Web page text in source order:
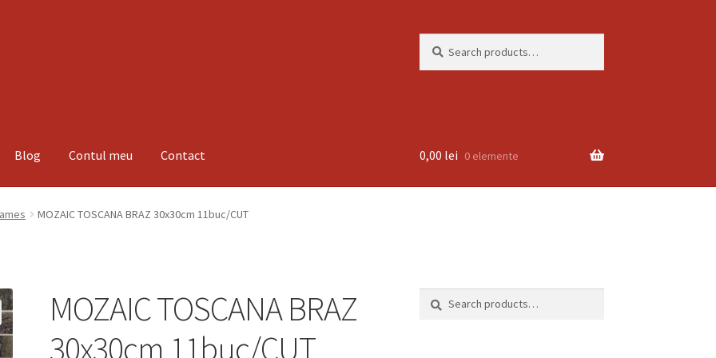
for:
Blog Contul meu Contact
noi Informatii Magazin Plată
0,00 lei 0 elemente
MOZAIC TOSCANA BRAZ 30x30cm 11buc/CUT
MOZAIC TOSCANA BRAZ
30x30cm 11buc/CUT
Search
Search